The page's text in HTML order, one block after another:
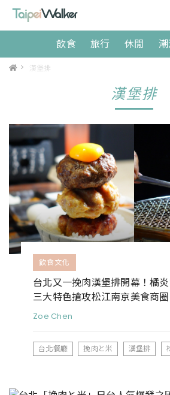
飲食 旅行 休閒
> 漢堡排
漢堡排
飲食文化
台北又一挽肉漢堡排開幕！橘
三大特色搶攻松江南京美食商圈
Zoe Chen
台北餐廳 挽肉と米 漢堡排